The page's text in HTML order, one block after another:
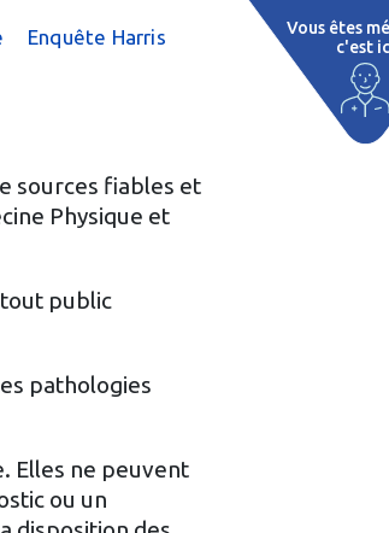
stations thermales
d'une cure thermale
cure thermale
Enquête Harris
Vous êtes
c'est
sources fiables et
Physique et
public
pathologies
Elles ne peuvent
ou un